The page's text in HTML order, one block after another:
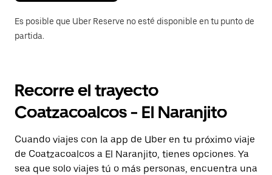
Es posible que Uber Reserve no esté disponible en tu punto de
partida.
Recorre el trayecto
Coatzacoalcos - El Naranjito
Cuando viajes con la app de Uber en tu próximo viaje
de Coatzacoalcos a El Naranjito, tienes opciones. Ya
sea que solo viajes tú o más personas, encuentra una